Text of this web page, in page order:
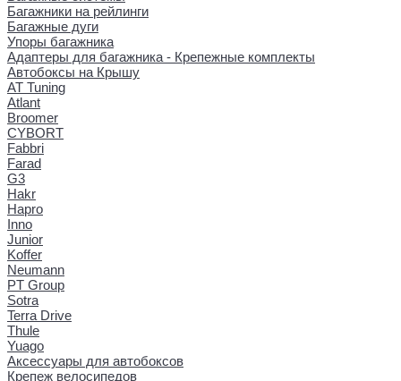
Багажники на рейлинги
Багажные дуги
Упоры багажника
Адаптеры для багажника - Крепежные комплекты
Автобоксы на Крышу
AT Tuning
Atlant
Broomer
CYBORT
Fabbri
Farad
G3
Hakr
Hapro
Inno
Junior
Koffer
Neumann
PT Group
Sotra
Terra Drive
Thule
Yuago
Аксессуары для автобоксов
Крепеж велосипедов